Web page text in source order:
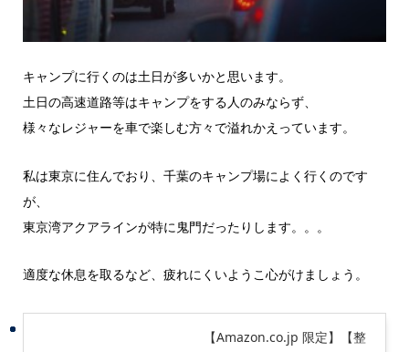
キャンプに行くのは土日が多いかと思います。
土日の高速道路等はキャンプをする人のみならず、
様々なレジャーを車で楽しむ方々で溢れかえっています。
私は東京に住んでおり、千葉のキャンプ場によく行くのです
が、
東京湾アクアラインが特に鬼門だったりします。。。
適度な休息を取るなど、疲れにくいようこ心がけましょう。
【Amazon.co.jp 限定】【整